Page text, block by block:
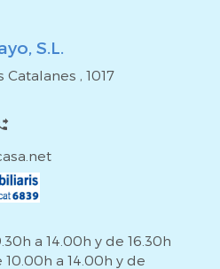
S.L.
, 1017
a 14.00h y de 16.30h
a 14.00h y de